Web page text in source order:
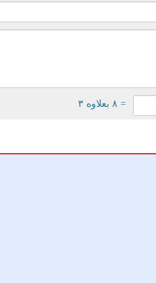
= ۸ بعلاوه ۳